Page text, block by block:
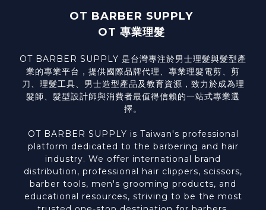
OT BARBER SUPPLY
OT 專業理髮
OT BARBER SUPPLY 是台灣專注於男士理髮與髮型產
業的專業平台，提供國際品牌代理、專業理髮電剪、剪
刀、理髮工具、男士造型產品及教育資源，致力於成為理
髮師、髮型設計師與消費者最值得信賴的一站式專業選
擇。
OT BARBER SUPPLY is Taiwan's professional
platform dedicated to the barbering and hair
industry. We offer international brand
distribution, professional hair clippers, scissors,
barber tools, men's grooming products, and
educational resources, striving to be the most